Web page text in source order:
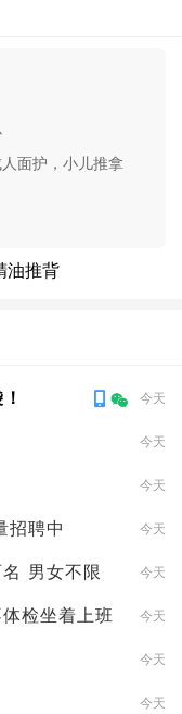
面护，小儿推拿
油推背
今天
今天
今天
招聘中 今天
男女不限 今天
检坐着上班 今天
今天
今天